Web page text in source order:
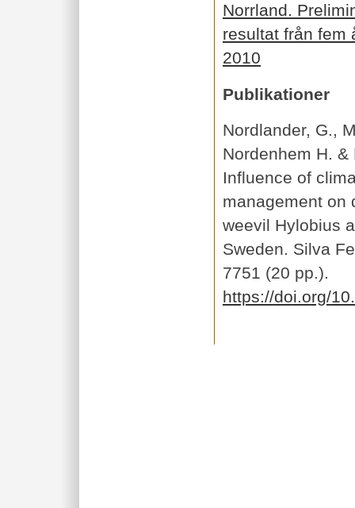
Norrland.
resultat från fem
2010
Publikationer
Nordlander, G.,
Nordenhem H.
Influence of
management on
weevil Hylobius
Sweden. Silva
7751 (20 pp.).
https://doi.org/